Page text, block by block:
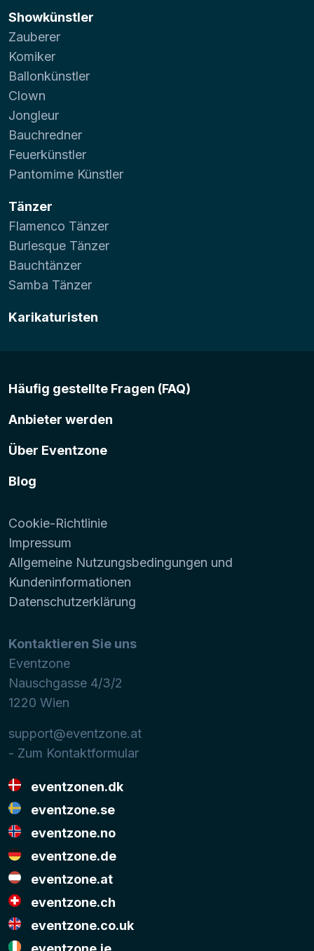
Showkünstler
Zauberer
Komiker
Ballonkünstler
Clown
Jongleur
Bauchredner
Feuerkünstler
Pantomime Künstler
Tänzer
Flamenco Tänzer
Burlesque Tänzer
Bauchtänzer
Samba Tänzer
Karikaturisten
Häufig gestellte Fragen (FAQ)
Anbieter werden
Über Eventzone
Blog
Cookie-Richtlinie
Impressum
Allgemeine Nutzungsbedingungen und
Kundeninformationen
Datenschutzerklärung
Kontaktieren Sie uns
Eventzone
Nauschgasse 4/3/2
1220 Wien
support@eventzone.at
- Zum Kontaktformular
eventzonen.dk
eventzone.se
eventzone.no
eventzone.de
eventzone.at
eventzone.ch
eventzone.co.uk